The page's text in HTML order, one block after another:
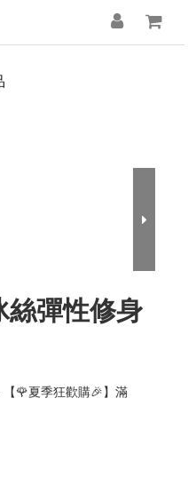
絲彈性修身
🌹夏季狂歡購🎉】滿